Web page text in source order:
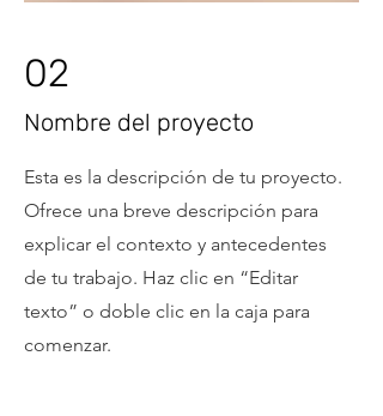
02
Nombre del proyecto
Esta es la descripción de tu proyecto.
Ofrece una breve descripción para
explicar el contexto y antecedentes
de tu trabajo. Haz clic en “Editar
texto” o doble clic en la caja para
comenzar.